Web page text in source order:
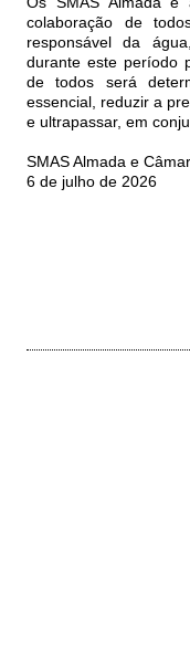
colaboração de
responsável da
durante este período
de todos será
essencial, reduzir a
e ultrapassar, em
SMAS Almada e
6 de julho de 2026